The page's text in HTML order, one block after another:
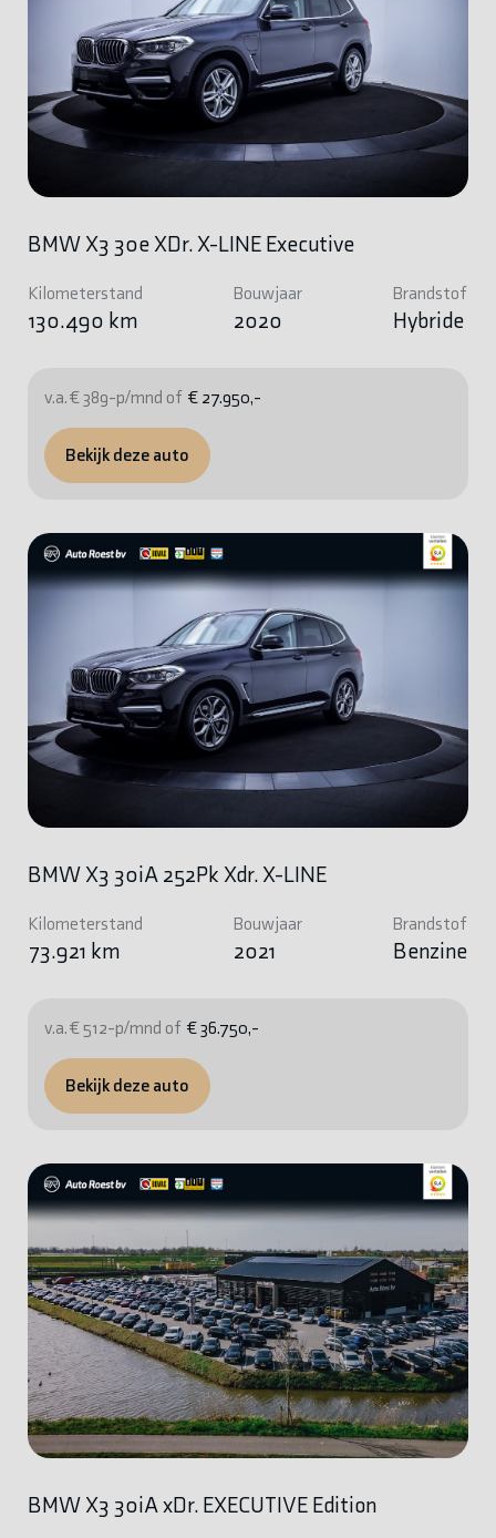
BMW X3 30e XDr. X-LINE Executive
Kilometerstand
130.490 km
Bouwjaar
2020
Brandstof
Hybride
v.a. € 389-p/mnd of € 27.950,-
Bekijk deze auto
BMW X3 30iA 252Pk Xdr. X-LINE
Kilometerstand
73.921 km
Bouwjaar
2021
Brandstof
Benzine
v.a. € 512-p/mnd of € 36.750,-
Bekijk deze auto
BMW X3 30iA xDr. EXECUTIVE Edition